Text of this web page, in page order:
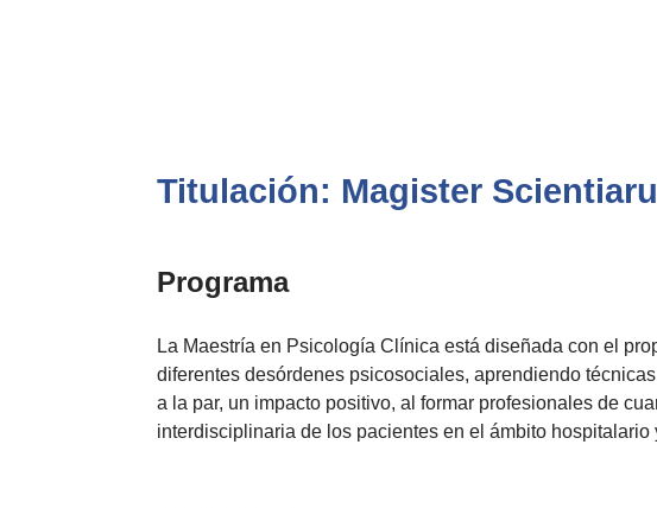
Titulación: Magister
Programa
La Maestría en Psicología Clínica está diseñada con el
diferentes desórdenes psicosociales, aprendiendo
a la par, un impacto positivo, al formar profesionales de
interdisciplinaria de los pacientes en el ámbito